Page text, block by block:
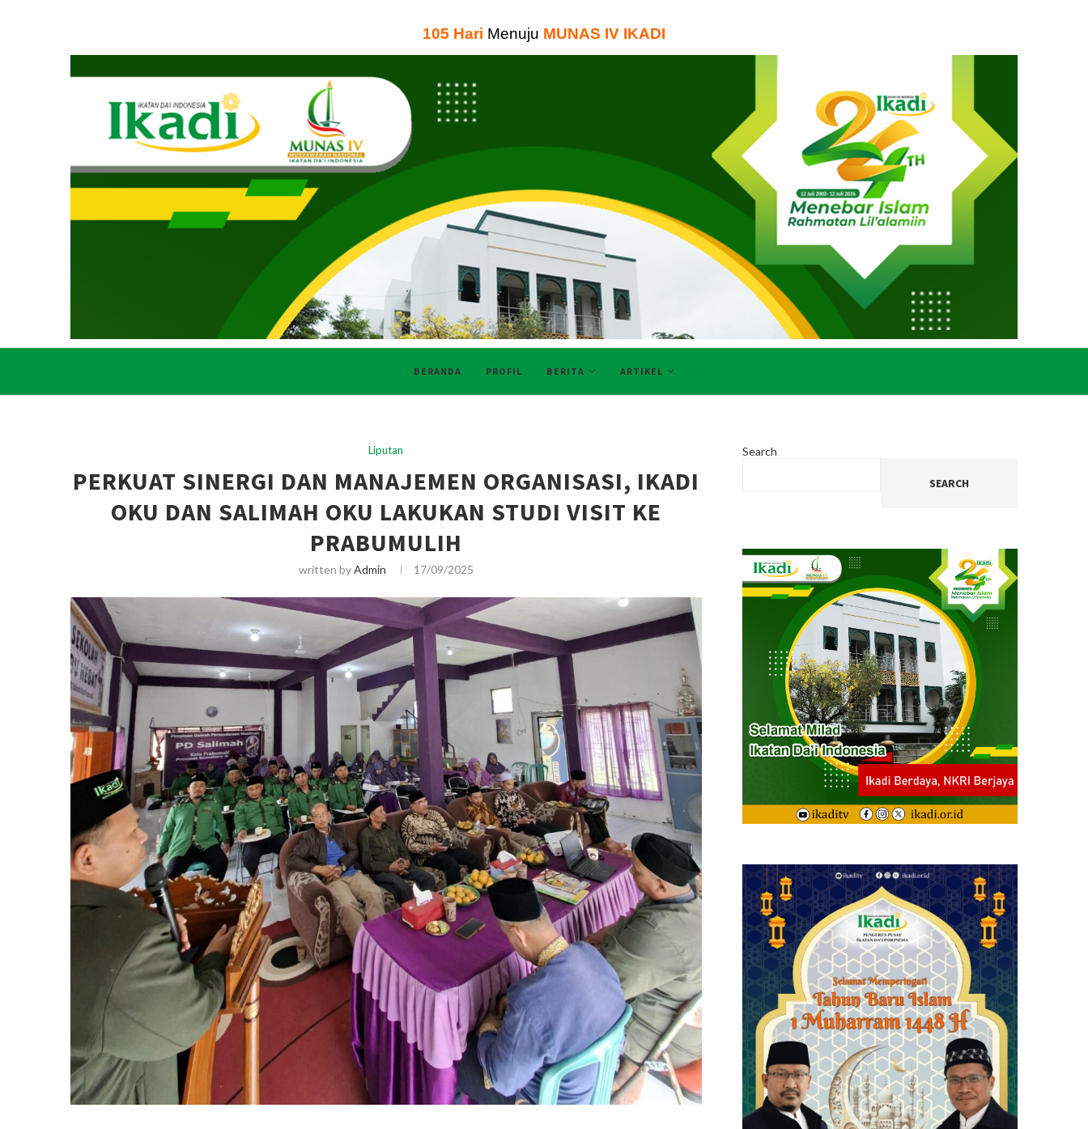
105 Hari Menuju MUNAS IV IKADI
BERANDA PROFIL BERITA ARTIKEL
Liputan
PERKUAT SINERGI DAN MANAJEMEN ORGANISASI, IKADI
OKU DAN SALIMAH OKU LAKUKAN STUDI VISIT KE
PRABUMULIH
written byAdmin 17/09/2025
Search
SEARCH